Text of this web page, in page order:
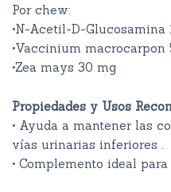
Por chew:
•N-Acetil-D-Glucosamina
•Vaccinium macrocarpon
•Zea mays 30 mg
Propiedades y Usos
• Ayuda a mantener las
vías urinarias inferiores .
• Complemento ideal